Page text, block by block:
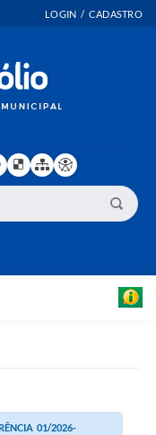
LOGIN / CADASTRO
01/2026-